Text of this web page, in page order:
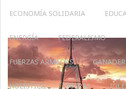
ECONOMÍA SOLIDARIA
ENERGÍA FEDERALISMO
FUERZAS ARMADAS
HOLÍSTICA HUERTA